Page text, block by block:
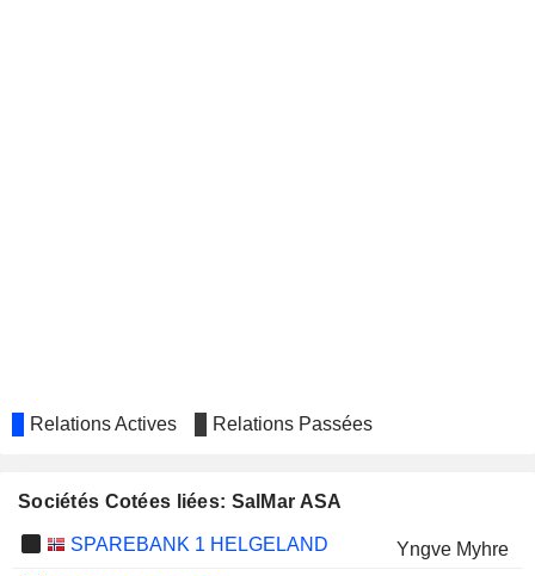
Relations Actives Relations Passées
Sociétés Cotées liées: SalMar ASA
SPAREBANK 1 HELGELAND
Yngve Myhre